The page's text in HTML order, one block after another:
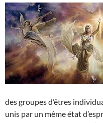
des groupes d’êtres
unis par un même état